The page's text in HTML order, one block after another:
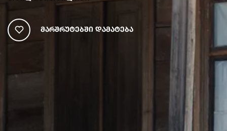
Მარშრუტებში Დამატება